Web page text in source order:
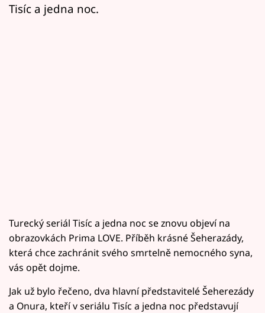
Tisíc a jedna noc.
Turecký seriál Tisíc a jedna noc se znovu objeví na
obrazovkách Prima LOVE. Příběh krásné Šeherazády,
která chce zachránit svého smrtelně nemocného syna,
vás opět dojme.
Jak už bylo řečeno, dva hlavní představitelé Šeherezády
a Onura, kteří v seriálu Tisíc a jedna noc představují